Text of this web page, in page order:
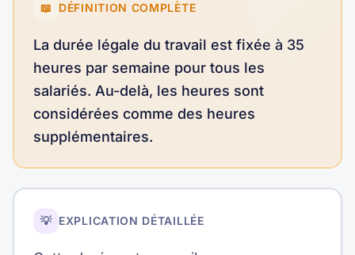
📖 DÉFINITION COMPLÈTE
La durée légale du travail est fixée à 35
heures par semaine pour tous les
salariés. Au-delà, les heures sont
considérées comme des heures
supplémentaires.
💡 EXPLICATION DÉTAILLÉE